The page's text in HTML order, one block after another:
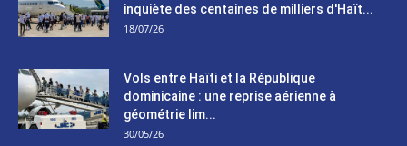
inquiète des centaines de milliers d'Haït...
18/07/26
Vols entre Haïti et la République
dominicaine : une reprise aérienne à
géométrie lim...
30/05/26